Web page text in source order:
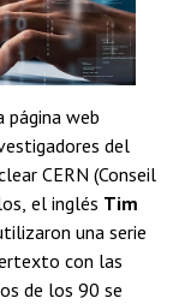
página web
del
CERN (Conseil
el inglés Tim
una serie
con las
de los 90 se